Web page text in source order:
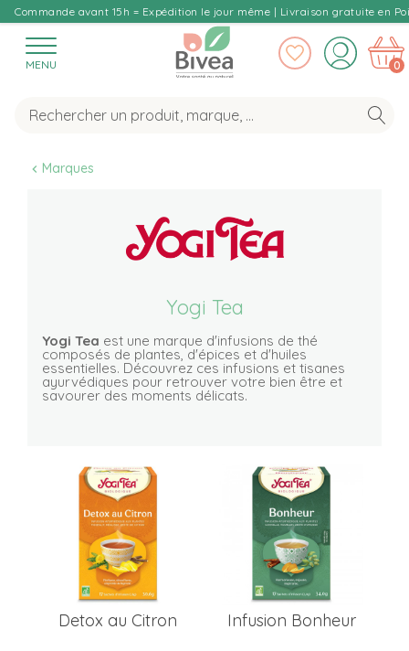
Commande avant 15h = Expédition le jour même | Livraison gratuite en
MENU 0
Marques
Yogi Tea
Yogi Tea est une marque d'infusions de thé
composés de plantes, d'épices et d'huiles
essentielles. Découvrez ces infusions et tisanes
ayurvédiques pour retrouver votre bien être et
savourer des moments délicats.
Detox au Citron Infusion Bonheur